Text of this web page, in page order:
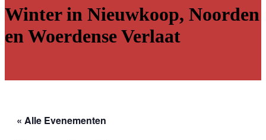
Winter in Nieuwkoop, Noorden
en Woerdense Verlaat
« Alle Evenementen